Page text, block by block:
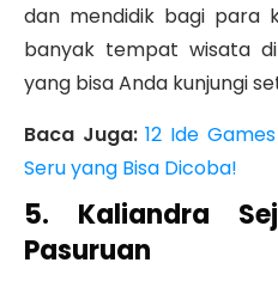
dan mendidik bagi para
banyak tempat wisata
yang bisa Anda kunjungi
Baca Juga:12 Ide
Seru yang Bisa Dicoba!
5. Kaliandra
Pasuruan